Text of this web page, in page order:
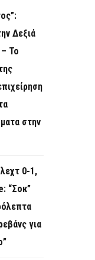
Δεξιά
– Το
στην
0-1,
“Σοκ”
για